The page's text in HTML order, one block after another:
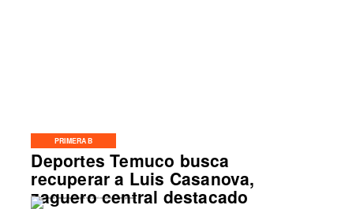
PRIMERA B
Deportes Temuco busca
recuperar a Luis Casanova,
zaguero central destacado